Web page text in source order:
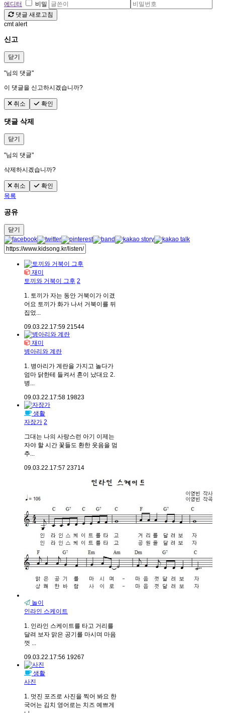
에디터
비밀
댓글 새로고침
cmt alert
신고
닫기
"님의 댓글"
이 댓글을 신고하시겠습니까?
취소 확인
댓글 삭제
닫기
"님의 댓글"
삭제하시겠습니까?
취소
확인
목록
공유
닫기
재미
토끼와 거북이 그후 2
1. 토끼가 자는 동안 거북이가 이겼
어요 토끼가 화가 나서 거북이를 뒤
집었...
09.03.22.17:59 21544
재미
병아리와 계란
1. 병아리가 계란을 가지고 놀다가
엄마 닭한테 들켜서 혼이 났대요 2.
병...
09.03.22.17:58 19823
생활
자장가 2
그대는 나의 사랑스런 아기 이제는
자야 할 시간 꽃들도 환한 웃음을 멈
추...
09.03.22.17:57 23714
놀이
인라인 스케이트
1. 인라인 스케이트를 타고 거리를
달려 보자 맑은 공기를 마시며 마음
껏 ...
09.03.22.17:56 19267
생활
사진
1. 멋진 포즈로 사진을 찍어 봐요 한
국어는 김치 영어로는 치즈 예쁘게